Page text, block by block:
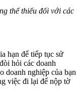
thể thiếu đối với các
hạn để tiếp tục sử
hỏi các doanh
doanh nghiệp của bạn
việc đi lại để nộp tờ